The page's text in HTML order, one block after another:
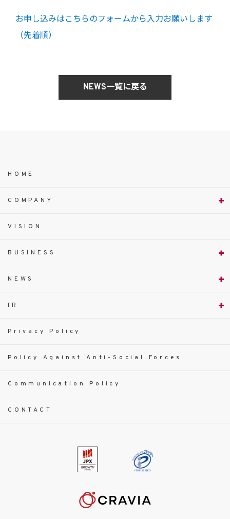
お申し込みはこちらのフォームから入力お願いします
（先着順）
NEWS一覧に戻る
HOME
COMPANY
VISION
BUSINESS
NEWS
IR
Privacy Policy
Policy Against Anti-Social Forces
Communication Policy
CONTACT